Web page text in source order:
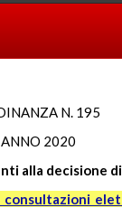
N. 195
ANNO 2020
alla decisione di